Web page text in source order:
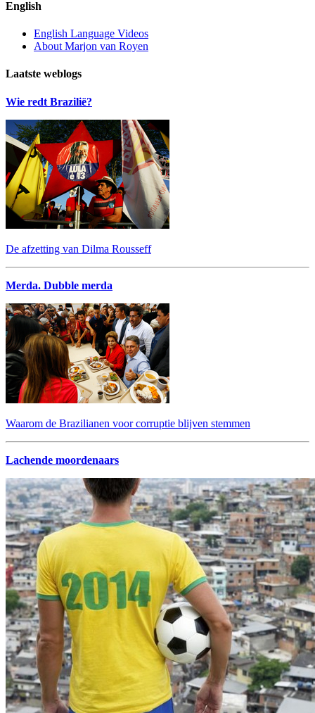
English
English Language Videos
About Marjon van Royen
Laatste weblogs
Wie redt Brazilië?
De afzetting van Dilma Rousseff
Merda. Dubble merda
Waarom de Brazilianen voor corruptie blijven stemmen
Lachende moordenaars